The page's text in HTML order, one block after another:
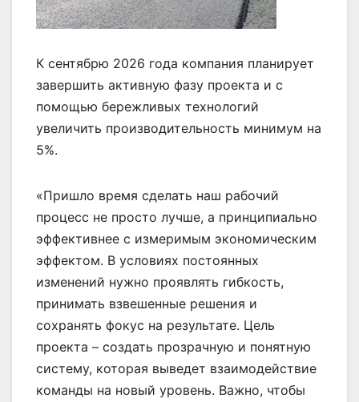
К сентябрю 2026 года компания планирует
завершить активную фазу проекта и с
помощью бережливых технологий
увеличить производительность минимум на
5%.
«Пришло время сделать наш рабочий
процесс не просто лучше, а принципиально
эффективнее с измеримым экономическим
эффектом. В условиях постоянных
изменений нужно проявлять гибкость,
принимать взвешенные решения и
сохранять фокус на результате. Цель
проекта – создать прозрачную и понятную
систему, которая выведет взаимодействие
команды на новый уровень. Важно, чтобы